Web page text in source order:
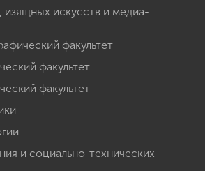
изящных искусств и медиа-
факультет
факультет
факультет
и социально-технических